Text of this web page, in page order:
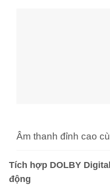
Âm thanh đỉnh cao
Tích hợp DOLBY
động